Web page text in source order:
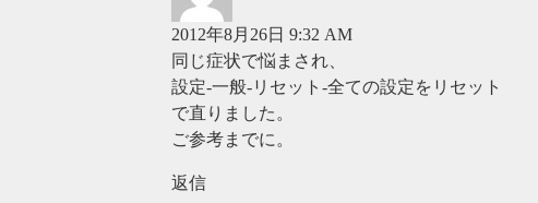
2012年8月26日 9:32 AM
同じ症状で悩まされ、
設定-一般-リセット-全ての設定をリセット
で直りました。
ご参考までに。
返信